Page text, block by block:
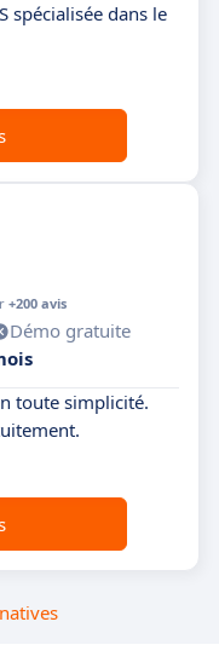
spécialisée dans le
+200 avis
Démo gratuite
toute simplicité.